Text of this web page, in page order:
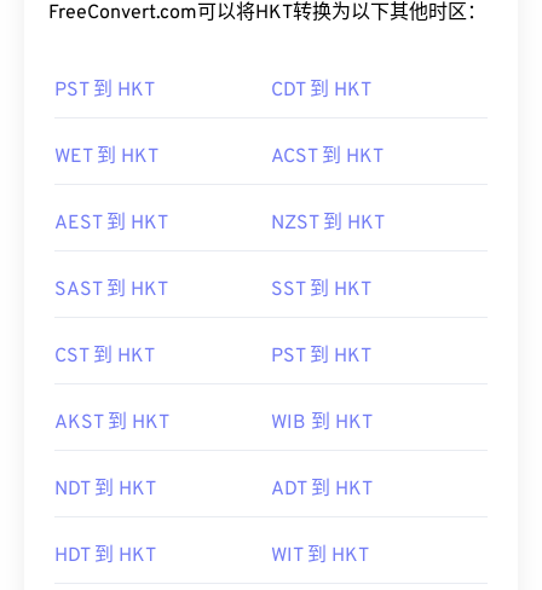
FreeConvert.com可以将HKT转换为以下其他时区：
PST 到 HKT CDT 到 HKT
WET 到 HKT ACST 到 HKT
AEST 到 HKT NZST 到 HKT
SAST 到 HKT SST 到 HKT
CST 到 HKT PST 到 HKT
AKST 到 HKT WIB 到 HKT
NDT 到 HKT ADT 到 HKT
HDT 到 HKT WIT 到 HKT